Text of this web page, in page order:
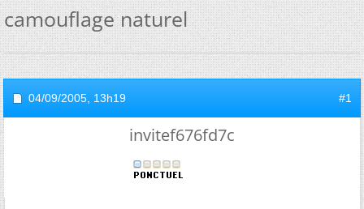
camouflage naturel
04/09/2005, 13h19 #1
invitef676fd7c